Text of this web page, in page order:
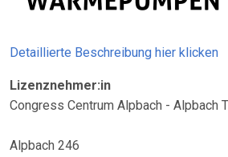
Detaillierte Beschreibung hier klicken
Lizenznehmer:in
Congress Centrum Alpbach - Alpbach
Alpbach 246